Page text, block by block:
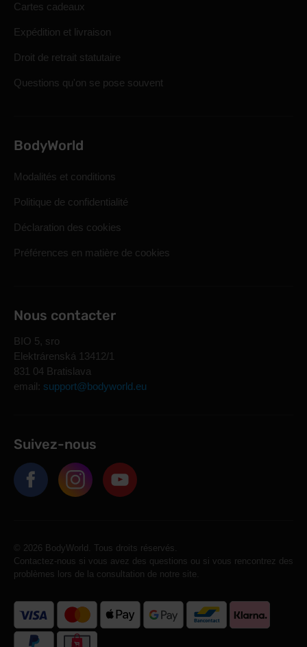
Cartes cadeaux
Expédition et livraison
Droit de retrait statutaire
Questions qu'on se pose souvent
BodyWorld
Modalités et conditions
Politique de confidentialité
Déclaration des cookies
Préférences en matière de cookies
Nous contacter
BIO 5, sro
Elektrárenská 13412/1
831 04 Bratislava
email: support@bodyworld.eu
Suivez-nous
© 2026 BodyWorld. Tous droits réservés.
Contactez-nous si vous avez des questions ou si vous rencontrez des
problèmes lors de la consultation de notre site.